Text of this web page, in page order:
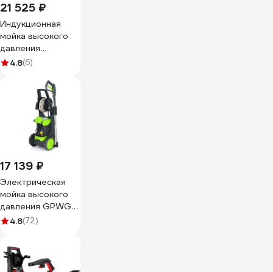
21 525 ₽
Индукционная
мойка высокого
давления
REDVERG RD-
4.8(6)
17 139 ₽
Электрическая
мойка высокого
давления GPWG5II
2000 Вт 140 бар
4.8(72)